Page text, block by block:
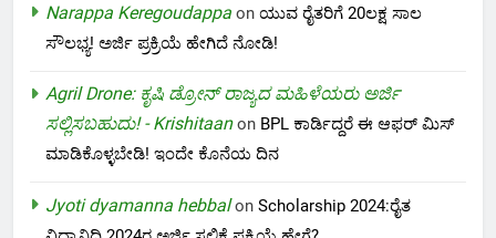
Narappa Keregoudappa on ಯುವ ರೈತರಿಗೆ 20ಲಕ್ಷ ಸಾಲ
ಸೌಲಭ್ಯ! ಅರ್ಜಿ ಪ್ರಕ್ರಿಯೆ ಹೇಗಿದೆ ನೋಡಿ!
Agril Drone: ಕೃಷಿ ಡ್ರೋನ್ ರಾಜ್ಯದ ಮಹಿಳೆಯರು ಅರ್ಜಿ
ಸಲ್ಲಿಸಬಹುದು! - Krishitaanon BPL ಕಾರ್ಡಿದ್ದರೆ ಈ ಆಫರ್ ಮಿಸ್
ಮಾಡಿಕೊಳ್ಳಬೇಡಿ! ಇಂದೇ ಕೊನೆಯ ದಿನ
Jyoti dyamanna hebbalon Scholarship 2024:ರೈತ